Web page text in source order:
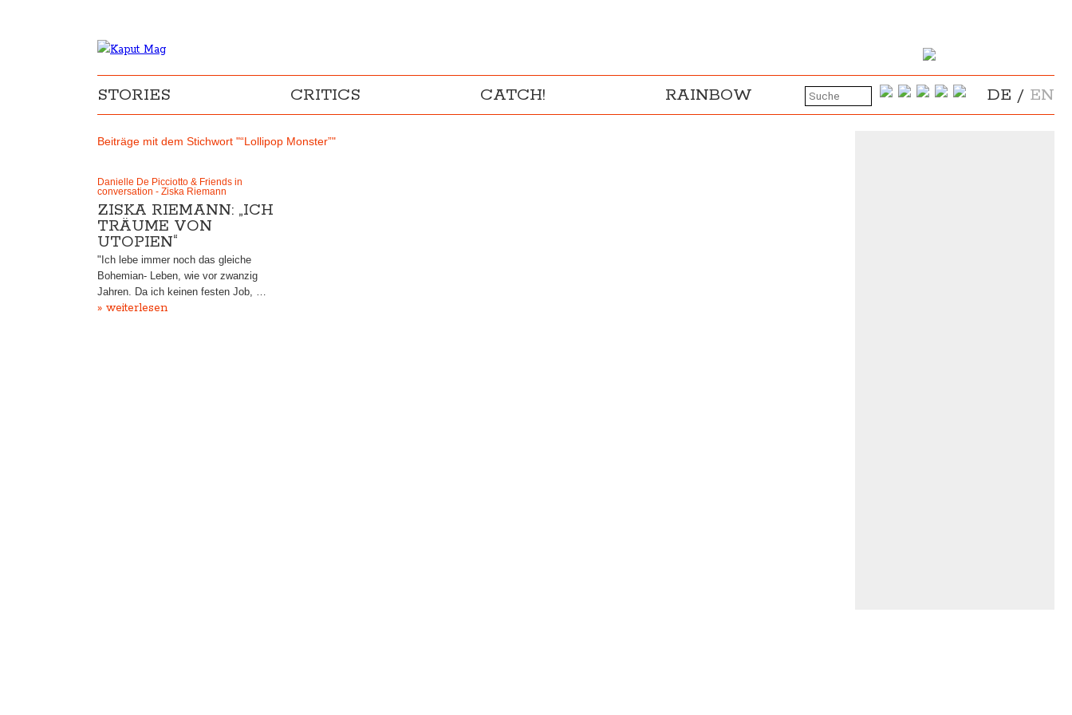
STORIES CRITICS CATCH! RAINBOW DE / EN
Beiträge mit dem Stichwort "“Lollipop Monster”"
Danielle De Picciotto & Friends in
conversation - Ziska Riemann
ZISKA RIEMANN: „ICH
TRÄUME VON
UTOPIEN“
"Ich lebe immer noch das gleiche
Bohemian- Leben, wie vor zwanzig
Jahren. Da ich keinen festen Job, …
» weiterlesen